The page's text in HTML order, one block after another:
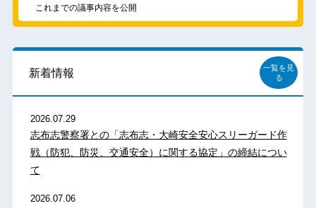
これまでの議事内容を公開
新着情報
一覧を見
る
2026.07.29
志布志警察署との「志布志・大崎安全安心スリーガード作
戦（防犯、防災、交通安全）に関する協定」の締結につい
て
2026.07.06